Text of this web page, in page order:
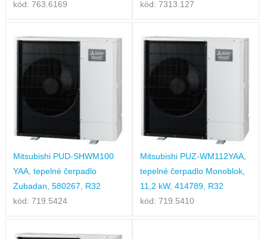
kód: 763.6169 kód: 7313.127
Mitsubishi PUD-SHWM100
YAA, tepelné čerpadlo
Zubadan, 580267, R32
kód: 719.5424
Mitsubishi PUZ-WM112YAA,
tepelné čerpadlo Monoblok,
11,2 kW, 414789, R32
kód: 719.5410